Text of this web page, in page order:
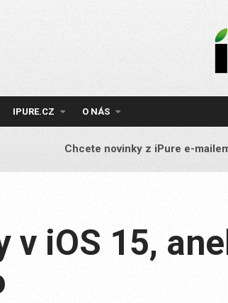
IPURE.CZ O NÁS
Chcete novinky z iPure e-
v iOS 15,